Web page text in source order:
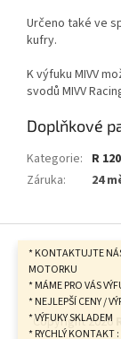
* KONTAKTUJTE
MOTORKU
* MÁME PRO VÁS
* NEJLEPŠÍ CENY /
* VÝFUKY SKLADEM
* RYCHLÝ KONTAKT :
Určeno také ve
kufry.
K výfuku MIVV
svodů MIVV
Doplňkové
Kategorie: R
Záruka: 24
Copyright 2026